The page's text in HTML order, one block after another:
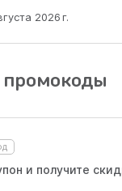
2026 г.
и получите